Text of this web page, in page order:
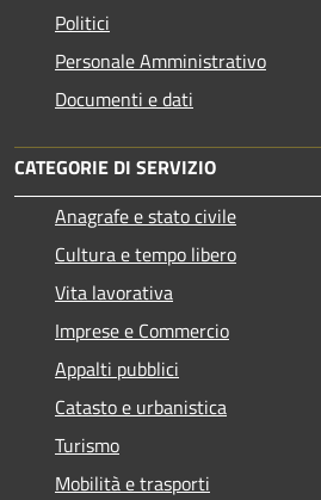
Politici
Personale Amministrativo
Documenti e dati
CATEGORIE DI SERVIZIO
Anagrafe e stato civile
Cultura e tempo libero
Vita lavorativa
Imprese e Commercio
Appalti pubblici
Catasto e urbanistica
Turismo
Mobilità e trasporti